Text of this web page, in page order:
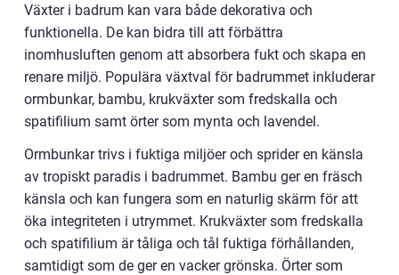
Växter i badrum kan vara både dekorativa och
funktionella. De kan bidra till att förbättra
inomhusluften genom att absorbera fukt och skapa en
renare miljö. Populära växtval för badrummet inkluderar
ormbunkar, bambu, krukväxter som fredskalla och
spatifilium samt örter som mynta och lavendel.
Ormbunkar trivs i fuktiga miljöer och sprider en känsla
av tropiskt paradis i badrummet. Bambu ger en fräsch
känsla och kan fungera som en naturlig skärm för att
öka integriteten i utrymmet. Krukväxter som fredskalla
och spatifilium är tåliga och tål fuktiga förhållanden,
samtidigt som de ger en vacker grönska. Örter som